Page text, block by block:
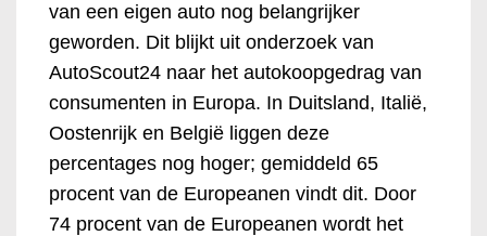
van een eigen auto nog belangrijker
geworden. Dit blijkt uit onderzoek van
AutoScout24 naar het autokoopgedrag van
consumenten in Europa. In Duitsland, Italië,
Oostenrijk en België liggen deze
percentages nog hoger; gemiddeld 65
procent van de Europeanen vindt dit. Door
74 procent van de Europeanen wordt het